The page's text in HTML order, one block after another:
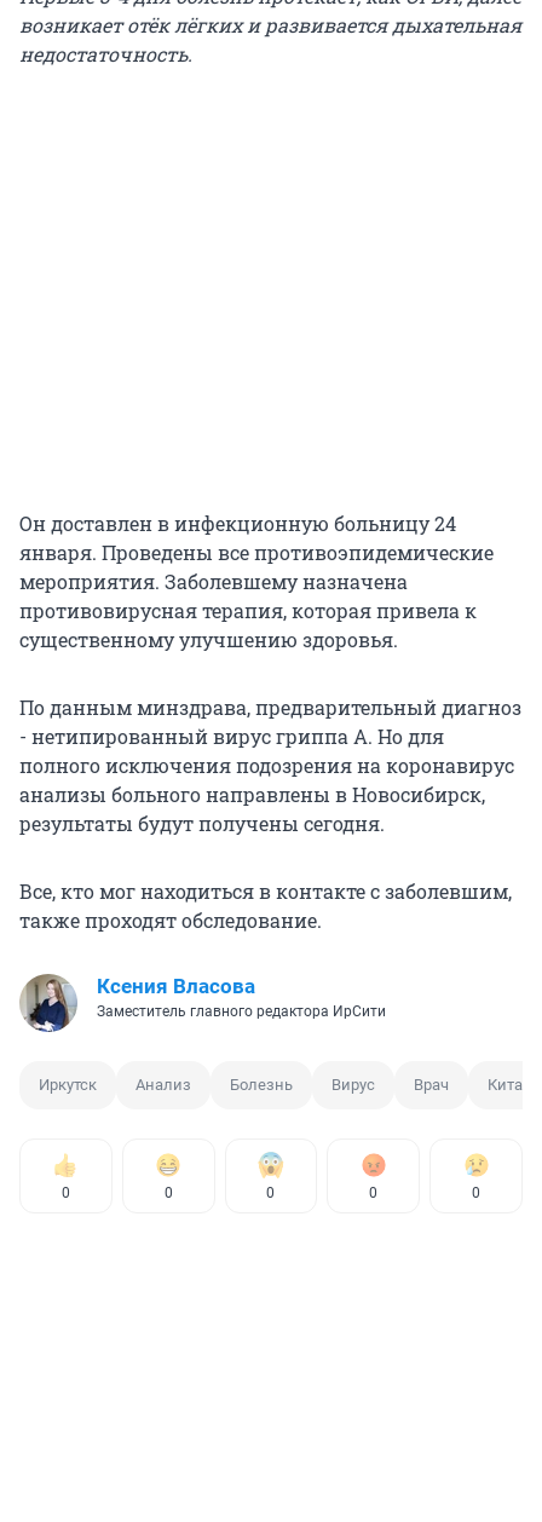
возникает отёк лёгких и развивается дыхательная
недостаточность.
Он доставлен в инфекционную больницу 24
января. Проведены все противоэпидемические
мероприятия. Заболевшему назначена
противовирусная терапия, которая привела к
существенному улучшению здоровья.
По данным минздрава, предварительный диагноз
- нетипированный вирус гриппа А. Но для
полного исключения подозрения на коронавирус
анализы больного направлены в Новосибирск,
результаты будут получены сегодня.
Все, кто мог находиться в контакте с заболевшим,
также проходят обследование.
Ксения Власова
Заместитель главного редактора ИрСити
Иркутск Анализ Болезнь Вирус Врач Китай
0 0 0 0 0